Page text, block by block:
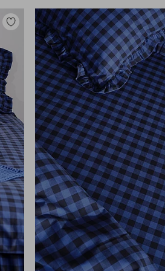
Lisää
suosikkeihin